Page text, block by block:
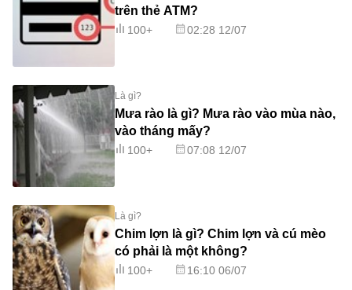
trên thẻ ATM?
100+ 02:28 12/07
Là gì?
Mưa rào là gì? Mưa rào vào mùa nào,
vào tháng mấy?
100+ 07:08 12/07
Là gì?
Chim lợn là gì? Chim lợn và cú mèo
có phải là một không?
100+ 16:10 06/07